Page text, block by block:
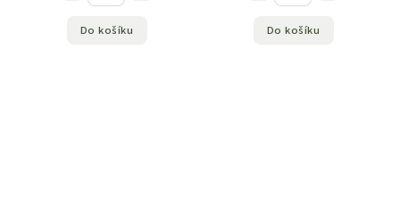
Do košíku Do košíku